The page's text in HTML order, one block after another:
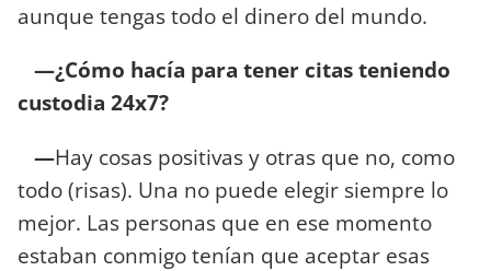
aunque tengas todo el dinero del mundo.
—¿Cómo hacía para tener citas teniendo
custodia 24x7?
—Hay cosas positivas y otras que no, como
todo (risas). Una no puede elegir siempre lo
mejor. Las personas que en ese momento
estaban conmigo tenían que aceptar esas